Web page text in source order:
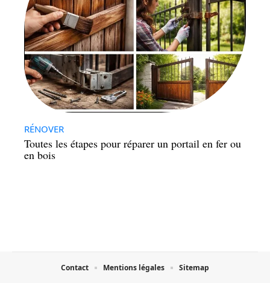
RÉNOVER
Toutes les étapes pour réparer un portail en fer ou
en bois
Contact Mentions légales Sitemap